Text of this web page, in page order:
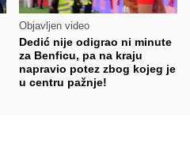
Objavljen video
Dedić nije odigrao ni minute
za Benficu, pa na kraju
napravio potez zbog kojeg je
u centru pažnje!